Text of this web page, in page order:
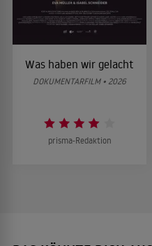
Was haben wir gelacht
DOKUMENTARFILM • 2026
prisma-Redaktion